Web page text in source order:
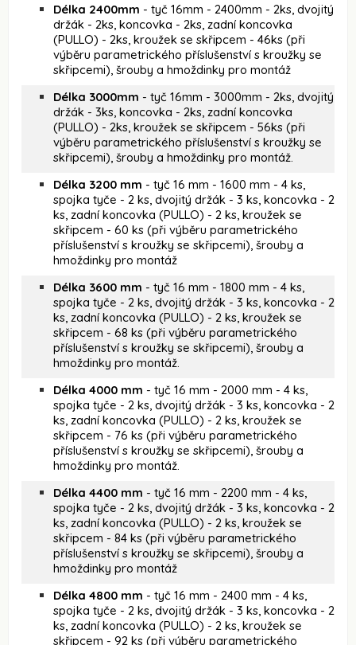
Délka 2400mm - tyč 16mm - 2400mm - 2ks, dvojitý
držák - 2ks, koncovka - 2ks, zadní koncovka
(PULLO) - 2ks, kroužek se skřipcem - 46ks (při
výběru parametrického příslušenství s kroužky se
skřipcemi), šrouby a hmoždinky pro montáž
Délka 3000mm - tyč 16mm - 3000mm - 2ks, dvojitý
držák - 3ks, koncovka - 2ks, zadní koncovka
(PULLO) - 2ks, kroužek se skřipcem - 56ks (při
výběru parametrického příslušenství s kroužky se
skřipcemi), šrouby a hmoždinky pro montáž.
Délka 3200 mm - tyč 16 mm - 1600 mm - 4 ks,
spojka tyče - 2 ks, dvojitý držák - 3 ks, koncovka - 2
ks, zadní koncovka (PULLO) - 2 ks, kroužek se
skřipcem - 60 ks (při výběru parametrického
příslušenství s kroužky se skřipcemi), šrouby a
hmoždinky pro montáž
Délka 3600 mm - tyč 16 mm - 1800 mm - 4 ks,
spojka tyče - 2 ks, dvojitý držák - 3 ks, koncovka - 2
ks, zadní koncovka (PULLO) - 2 ks, kroužek se
skřipcem - 68 ks (při výběru parametrického
příslušenství s kroužky se skřipcemi), šrouby a
hmoždinky pro montáž.
Délka 4000 mm - tyč 16 mm - 2000 mm - 4 ks,
spojka tyče - 2 ks, dvojitý držák - 3 ks, koncovka - 2
ks, zadní koncovka (PULLO) - 2 ks, kroužek se
skřipcem - 76 ks (při výběru parametrického
příslušenství s kroužky se skřipcemi), šrouby a
hmoždinky pro montáž.
Délka 4400 mm - tyč 16 mm - 2200 mm - 4 ks,
spojka tyče - 2 ks, dvojitý držák - 3 ks, koncovka - 2
ks, zadní koncovka (PULLO) - 2 ks, kroužek se
skřipcem - 84 ks (při výběru parametrického
příslušenství s kroužky se skřipcemi), šrouby a
hmoždinky pro montáž
Délka 4800 mm - tyč 16 mm - 2400 mm - 4 ks,
spojka tyče - 2 ks, dvojitý držák - 3 ks, koncovka - 2
ks, zadní koncovka (PULLO) - 2 ks, kroužek se
skřipcem - 92 ks (při výběru parametrického